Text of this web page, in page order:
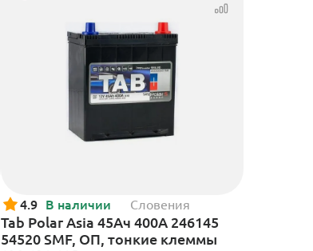
4.9 В наличии Словения
Tab Polar Asia 45Ач 400А 246145
54520 SMF, ОП, тонкие клеммы